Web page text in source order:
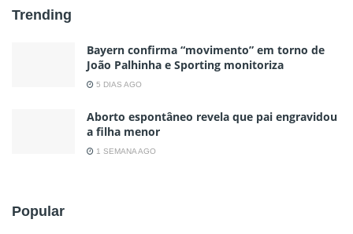
Trending
Bayern confirma “movimento” em torno de
João Palhinha e Sporting monitoriza
5 DIAS AGO
Aborto espontâneo revela que pai engravidou
a filha menor
1 SEMANA AGO
Popular